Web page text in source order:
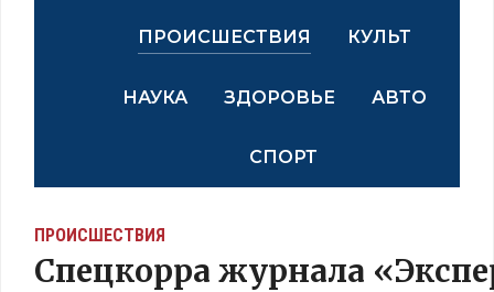
ПРОИСШЕСТВИЯ КУЛЬТ
НАУКА ЗДОРОВЬЕ АВТО
СПОРТ
ПРОИСШЕСТВИЯ
Спецкорра журнала